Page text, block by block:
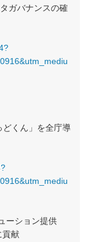
ガバナンスの確
どくん」を全庁導
ーション提供
貢献